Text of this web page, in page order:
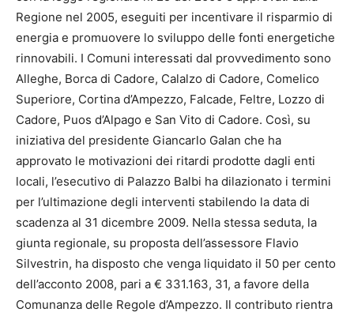
Regione nel 2005, eseguiti per incentivare il risparmio di
energia e promuovere lo sviluppo delle fonti energetiche
rinnovabili. I Comuni interessati dal provvedimento sono
Alleghe, Borca di Cadore, Calalzo di Cadore, Comelico
Superiore, Cortina d’Ampezzo, Falcade, Feltre, Lozzo di
Cadore, Puos d’Alpago e San Vito di Cadore. Così, su
iniziativa del presidente Giancarlo Galan che ha
approvato le motivazioni dei ritardi prodotte dagli enti
locali, l’esecutivo di Palazzo Balbi ha dilazionato i termini
per l’ultimazione degli interventi stabilendo la data di
scadenza al 31 dicembre 2009. Nella stessa seduta, la
giunta regionale, su proposta dell’assessore Flavio
Silvestrin, ha disposto che venga liquidato il 50 per cento
dell’acconto 2008, pari a € 331.163, 31, a favore della
Comunanza delle Regole d’Ampezzo. Il contributo rientra